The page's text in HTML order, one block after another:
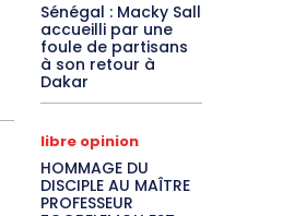
Sénégal : Macky Sall
accueilli par une
foule de partisans
à son retour à
Dakar
libre opinion
HOMMAGE DU
DISCIPLE AU MAÎTRE
PROFESSEUR